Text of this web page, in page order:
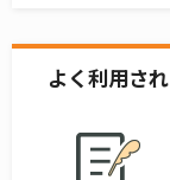
よく利用さ